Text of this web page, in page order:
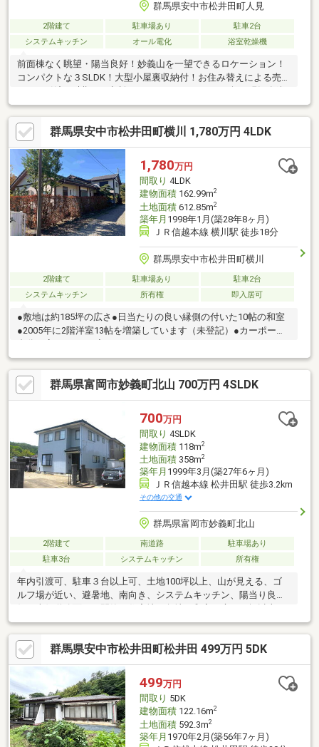
群馬県安中市松井田町人見
2階建て 駐車場あり
駐車2台
システムキッチン
オール電化 浴室乾燥機
前面棟なく眺望・陽当良好！妙義山を一望できるロケーション！
コンパクトな３SLDK！大型小屋裏収納付！お住み替えによる売却
につき、ご購入後にお好きにリフォーム頂けます。リフォーム提
案も承りますのでお気軽にご相談下さい！【中古住宅のパイオニ
ア】エステート・マック～弊社の特徴～■LINEで簡単に、資料請
求・ご見学予約！ LINE公式アカウント：@671wmneg■ご希
望・ご予算に合った良質な中古住宅の提案■専門知識豊富なスタ
ッフによる現地案内■リフォーム提案、見積、施工まで対応可お
気軽にご相談下さい！
群馬県安中市松井田町横川 1,780万円 4LDK
1,780万円
間取り 4LDK
建物面積162.99m2
土地面積612.85m2
築年月 1998年1月(築28年8ヶ月)
ＪＲ信越本線 横川駅 徒歩18分
群馬県安中市松井田町横川
2階建て 駐車場あり
駐車2台
システムキッチン
所有権 即入居可
●敷地は約185坪の広さ●日当たりの良い縁側の付いた10帖の和室
●2005年に2階洋室13帖を増築しています（未登記）●カーポート2
群馬県富岡市妙義町北山 700万円 4SLDK
700万円
間取り 4SLDK
建物面積118m2
土地面積358m2
築年月 1999年3月(築27年6ヶ月)
ＪＲ信越本線 松井田駅 徒歩3.2km
その他の交通
群馬県富岡市妙義町北山
2階建て 南道路
駐車場あり
駐車3台
システムキッチン 所有権
年内引渡可、駐車３台以上可、土地100坪以上、山が見える、ゴ
ルフ場が近い、避暑地、南向き、システムキッチン、陽当り良
田園風景、家庭菜園、トイレ２ヶ所、２階建、南面バルコニー、
オートバス、高速ネット対応、温水洗浄便座、南庭、ＴＶモニタ
付インターホン、前面棟無、通風良好、眺望良好、ウォークイン
クローゼット、テラス、周辺交通量少なめ
群馬県安中市松井田町松井田 499万円 5DK
499万円
間取り 5DK
建物面積122.16m2
土地面積592.3m2
築年月 1970年2月(築56年7ヶ月)